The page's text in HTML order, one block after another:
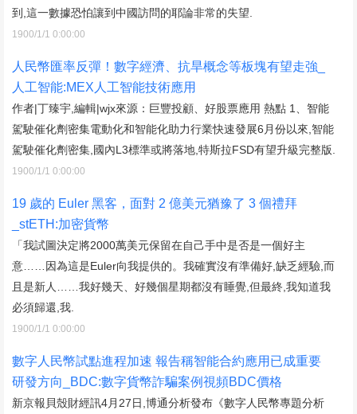
到,這一數據恐怕讓到中國訪問的耶論非常的失望.
1900/1/1 0:00:00
人民幣匯率反彈！數字經濟、抗旱概念等板塊有望走強_
人工智能:MEX人工智能技術應用
作者|丁臻宇,編輯|wjx來源：巨豐投顧、好股票應用 熱點 1、智能
駕駛催化劑密集電動化和智能化助力行業快速發展6月份以來,智能
駕駛催化劑密集,國內L3標準或將落地,特斯拉FSD有望升級完整版.
1900/1/1 0:00:00
19 歲的 Euler 黑客，面對 2 億美元猶豫了 3 個禮拜
_stETH:加密貨幣
「我試圖決定將2000萬美元保留在自己手中是否是一個好主
意……因為這是Euler向我提供的。我確實沒有準備好,缺乏經驗,而
且是新人……我好幾天、好幾個星期都沒有睡覺,但最終,我知道我
必須歸還,我.
1900/1/1 0:00:00
數字人民幣試點進程加速 報告稱智能合約應用已成重要
研發方向_BDC:數字貨幣詐騙案例視頻BDC價格
新京報貝殼財經訊4月27日,博通分析發布《數字人民幣專題分析